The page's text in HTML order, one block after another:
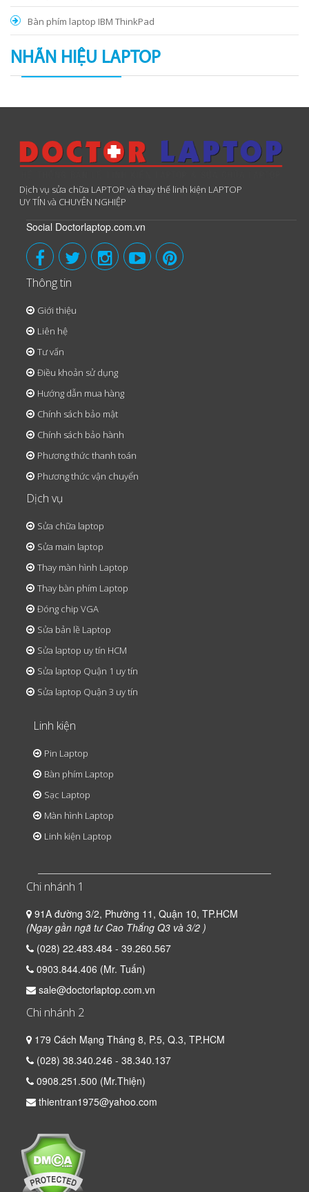
Bàn phím laptop IBM ThinkPad
NHÃN HIỆU LAPTOP
Dịch vụ sửa chữa LAPTOP và thay thế linh kiện LAPTOP
UY TÍN và CHUYÊN NGHIỆP
Social Doctorlaptop.com.vn
Thông tin
Giới thiệu
Liên hệ
Tư vấn
Điều khoản sử dụng
Hướng dẫn mua hàng
Chính sách bảo mật
Chính sách bảo hành
Phương thức thanh toán
Phương thức vận chuyển
Dịch vụ
Sửa chữa laptop
Sửa main laptop
Thay màn hình Laptop
Thay bàn phím Laptop
Đóng chip VGA
Sửa bản lề Laptop
Sửa laptop uy tín HCM
Sửa laptop Quận 1 uy tín
Sửa laptop Quận 3 uy tín
Linh kiện
Pin Laptop
Bàn phím Laptop
Sạc Laptop
Màn hình Laptop
Linh kiện Laptop
Chi nhánh 1
91A đường 3/2, Phường 11, Quận 10, TP.HCM
(Ngay gần ngã tư Cao Thắng Q3 và 3/2 )
(028) 22.483.484 - 39.260.567
0903.844.406 (Mr. Tuấn)
sale@doctorlaptop.com.vn
Chi nhánh 2
179 Cách Mạng Tháng 8, P.5, Q.3, TP.HCM
(028) 38.340.246 - 38.340.137
0908.251.500 (Mr.Thiện)
thientran1975@yahoo.com